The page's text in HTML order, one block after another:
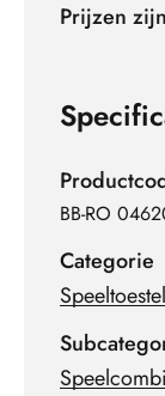
Prijzen
BB-RO
Categorie